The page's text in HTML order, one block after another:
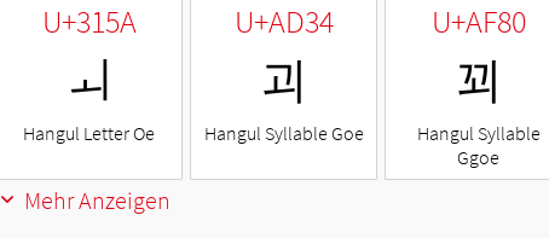
U+315A
ㅚ
Hangul Letter Oe
U+AD34
괴
Hangul Syllable Goe
U+AF80
꾀
Hangul Syllable
Ggoe
Mehr Anzeigen